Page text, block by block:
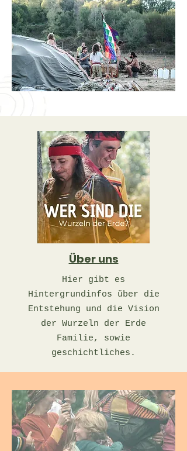
Über uns
Hier gibt es
Hintergrundinfos über die
Entstehung und die Vision
der Wurzeln der Erde
Familie, sowie
geschichtliches.